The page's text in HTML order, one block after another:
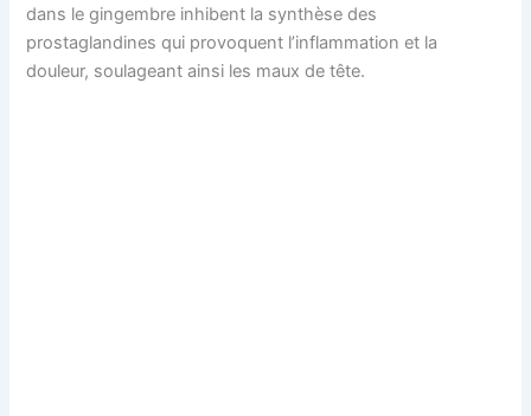
dans le gingembre inhibent la synthèse des
prostaglandines qui provoquent l’inflammation et la
douleur, soulageant ainsi les maux de tête.